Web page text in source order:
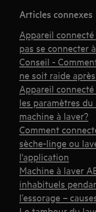
Articles connexes
Appareil
pas se connecter
Conseil -
ne soit raide
Appareil
les paramètres
machine à laver?
Comment
sèche-linge ou
l'application
Machine à laver
inhabituels
l’essorage –